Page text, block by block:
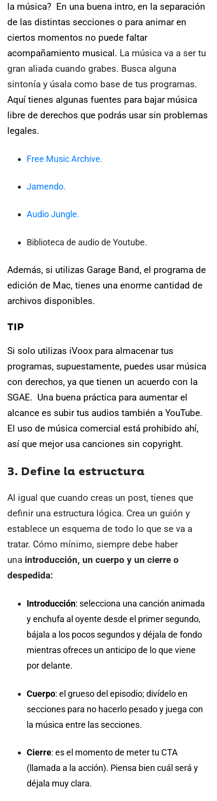
la música? En una buena intro, en la separación
de las distintas secciones o para animar en
ciertos momentos no puede faltar
acompañamiento musical. La música va a ser tu
gran aliada cuando grabes. Busca alguna
sintonía y úsala como base de tus programas.
Aquí tienes algunas fuentes para bajar música
libre de derechos que podrás usar sin problemas
legales.
Free Music Archive.
Jamendo.
Audio Jungle.
Biblioteca de audio de Youtube.
Además, si utilizas Garage Band, el programa de
edición de Mac, tienes una enorme cantidad de
archivos disponibles.
TIP
Si solo utilizas iVoox para almacenar tus
programas, supuestamente, puedes usar música
con derechos, ya que tienen un acuerdo con la
SGAE. Una buena práctica para aumentar el
alcance es subir tus audios también a YouTube.
El uso de música comercial está prohibido ahí,
así que mejor usa canciones sin copyright.
3. Define la estructura
Al igual que cuando creas un post, tienes que
definir una estructura lógica. Crea un guión y
establece un esquema de todo lo que se va a
tratar. Cómo mínimo, siempre debe haber
una introducción, un cuerpo y un cierre o
despedida:
Introducción: selecciona una canción animada
y enchufa al oyente desde el primer segundo,
bájala a los pocos segundos y déjala de fondo
mientras ofreces un anticipo de lo que viene
por delante.
Cuerpo: el grueso del episodio; divídelo en
secciones para no hacerlo pesado y juega con
la música entre las secciones.
Cierre: es el momento de meter tu CTA
(llamada a la acción). Piensa bien cuál será y
déjala muy clara.